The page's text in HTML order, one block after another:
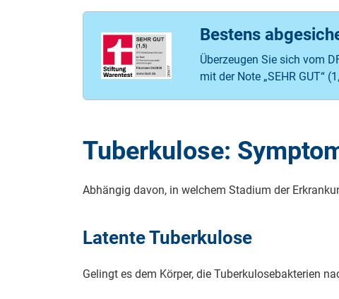
Bestens
Überzeugen Sie sich vom
mit der Note „SEHR GUT“
Tu­ber­ku­lo­se:
Ab­hän­gig davon, in welchem Sta­di­um der
La­ten­te Tu­ber­ku­lo­se
Gelingt es dem Körper, die Tu­ber­ku­lo­se­bak­te­ri­en